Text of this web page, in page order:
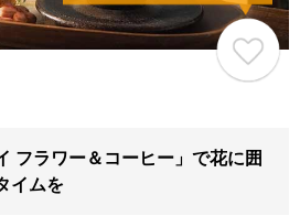
フラワー＆コーヒー」で花に囲
イムを